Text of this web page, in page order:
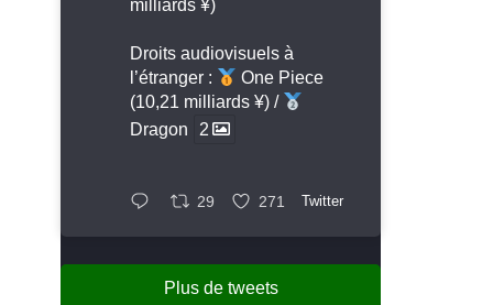
milliards ¥)
Droits audiovisuels à
l’étranger :
One Piece
(10,21 milliards ¥) /
Dragon
2
29 271 Twitter
Plus de tweets